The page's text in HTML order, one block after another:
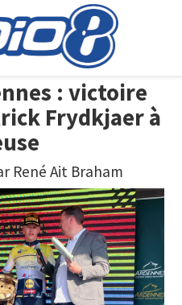
: victoire
Frydkjaer à
René Ait Braham